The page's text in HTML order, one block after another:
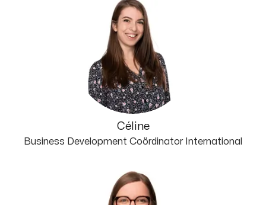
Céline
Business Development Coördinator International